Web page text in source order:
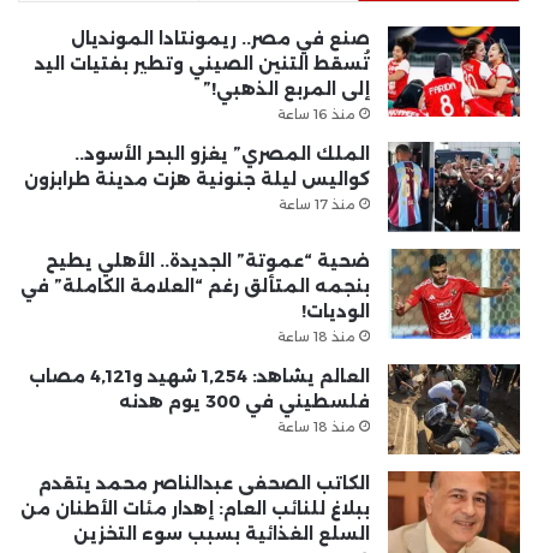
صنع في مصر.. ريمونتادا المونديال
تُسقط التنين الصيني وتطير بفتيات اليد
إلى المربع الذهبي!”
منذ 16 ساعة
الملك المصري” يغزو البحر الأسود..
كواليس ليلة جنونية هزت مدينة طرابزون
منذ 17 ساعة
ضحية “عموتة” الجديدة.. الأهلي يطيح
بنجمه المتألق رغم “العلامة الكاملة” في
الوديات!
منذ 18 ساعة
العالم يشاهد: 1,254 شهيد و4,121 مصاب
فلسطيني في 300 يوم هدنه
منذ 18 ساعة
الكاتب الصحفى عبدالناصر محمد يتقدم
ببلاغ للنائب العام: إهدار مئات الأطنان من
السلع الغذائية بسبب سوء التخزين